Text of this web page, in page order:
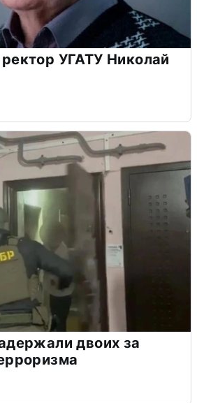
УГАТУ Николай
двоих за